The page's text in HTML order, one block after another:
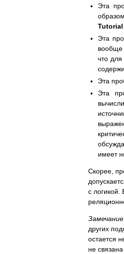
Эта
Tutorial
Эта
что
Эта
Эта
имеет
Скорее,
с
других
остается
не